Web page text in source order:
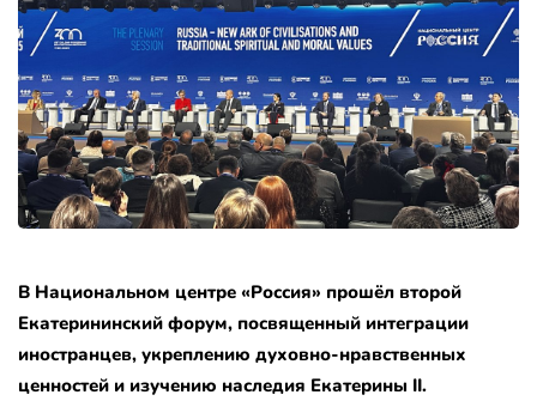
В Национальном центре «Россия» прошёл второй
Екатерининский форум, посвященный интеграции
иностранцев, укреплению духовно-нравственных
ценностей и изучению наследия Екатерины II.